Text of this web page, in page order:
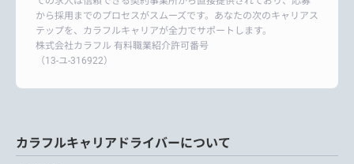
から採用までのプロセスがスムーズです。あなたの次のキャリアス
テップを、カラフルキャリアが全力でサポートします。
株式会社カラフル 有料職業紹介許可番号
（13-ユ-316922）
カラフルキャリアドライバーについて